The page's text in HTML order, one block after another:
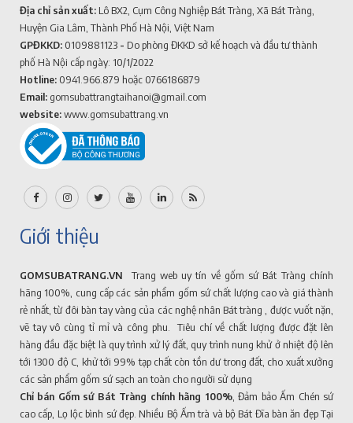
Địa chỉ sản xuất: Lô BX2, Cụm Công Nghiệp Bát Tràng, Xã Bát Tràng,
Huyện Gia Lâm, Thành Phố Hà Nội, Việt Nam
GPĐKKD: 0109881123 - Do phòng ĐKKD sở kế hoạch và đầu tư thành
phố Hà Nội cấp ngày: 10/1/2022
Hotline: 0941.966.879 hoặc 0766186879
Email: gomsubattrangtaihanoi@gmail.com
website:www.gomsubattrang.vn
Giới thiệu
GOMSUBATRANG.VN Trang web uy tín về gốm sứ Bát Tràng chính
hãng 100%, cung cấp các sản phẩm gốm sứ chất lượng cao và giá thành
rẻ nhất, từ đôi bàn tay vàng của các nghệ nhân Bát tràng , được vuốt nặn,
vẽ tay vô cùng tỉ mỉ và công phu. Tiêu chí về chất lượng được đặt lên
hàng đầu đặc biệt là quy trình xử lý đất, quy trình nung khử ở nhiệt độ lên
tới 1300 độ C, khử tới 99% tạp chất còn tồn dư trong đất, cho xuất xưởng
các sản phẩm gốm sứ sạch an toàn cho người sử dụng
Chỉ bán Gốm sứ Bát Tràng chính hãng 100%, Đảm bảo Ấm Chén sứ
cao cấp, Lọ lộc bình sứ đẹp. Nhiều Bộ Ấm trà và bộ Bát Đĩa bàn ăn đẹp Tại